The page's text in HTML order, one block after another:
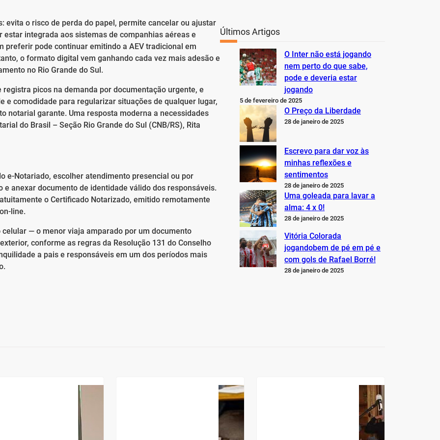
evita o risco de perda do papel, permite cancelar ou ajustar
integrada aos sistemas de companhias aéreas e
preferir pode continuar emitindo a AEV tradicional em
o formato digital vem ganhando cada vez mais adesão e
no Rio Grande do Sul.
picos na demanda por documentação urgente, e
e comodidade para regularizar situações de qualquer lugar,
notarial garante. Uma resposta moderna a necessidades
do Brasil – Seção Rio Grande do Sul (CNB/RS), Rita
e-Notariado, escolher atendimento presencial ou por
anexar documento de identidade válido dos responsáveis.
o Certificado Notarizado, emitido remotamente
line.
— o menor viaja amparado por um documento
conforme as regras da Resolução 131 do Conselho
a pais e responsáveis em um dos períodos mais
Últimos Artigos
O Inter não está jogando
nem perto do que sabe,
pode e deveria estar
jogando
5 de fevereiro de 2025
O Preço da Liberdade
28 de janeiro de 2025
Escrevo para dar voz às
minhas reflexões e
sentimentos
28 de janeiro de 2025
Uma goleada para lavar a
alma: 4 x 0!
28 de janeiro de 2025
Vitória Colorada
jogandobem de pé em pé e
com gols de Rafael Borré!
28 de janeiro de 2025